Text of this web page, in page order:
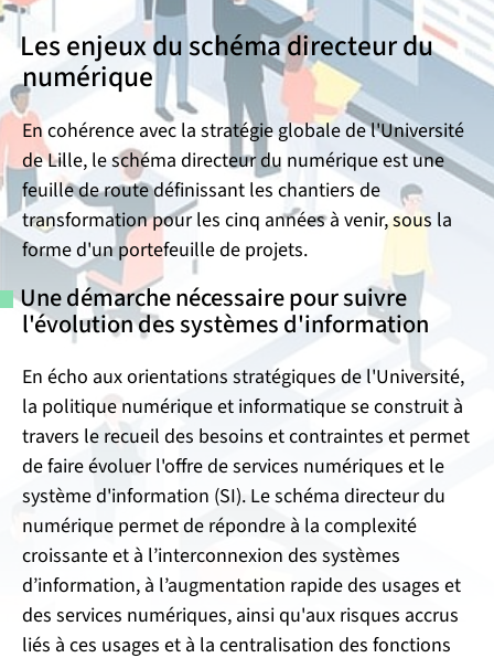
Les enjeux du schéma directeur du
numérique
En cohérence avec la stratégie globale de l'Université
de Lille, le schéma directeur du numérique est une
feuille de route définissant les chantiers de
transformation pour les cinq années à venir, sous la
forme d'un portefeuille de projets.
Une démarche nécessaire pour suivre
l'évolution des systèmes d'information
En écho aux orientations stratégiques de l'Université,
la politique numérique et informatique se construit à
travers le recueil des besoins et contraintes et permet
de faire évoluer l'offre de services numériques et le
système d'information (SI). Le schéma directeur du
numérique permet de répondre à la complexité
croissante et à l’interconnexion des systèmes
d’information, à l’augmentation rapide des usages et
des services numériques, ainsi qu'aux risques accrus
liés à ces usages et à la centralisation des fonctions